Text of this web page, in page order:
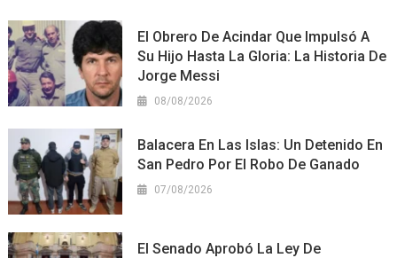
El Obrero De Acindar Que Impulsó A
Su Hijo Hasta La Gloria: La Historia De
Jorge Messi
08/08/2026
Balacera En Las Islas: Un Detenido En
San Pedro Por El Robo De Ganado
07/08/2026
El Senado Aprobó La Ley De